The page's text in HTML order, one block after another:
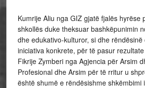
Kumrije Aliu nga GIZ gjatë fjalës hyrëse
shkollës duke theksuar bashkëpunimin
dhe edukativo-kulturor, si dhe
iniciativa konkrete, për të pasur
Fikrije Zymberi nga Agjencia për Arsim
Profesional dhe Arsim për të rritur u
është shumë e rëndësishme shkëmbimi